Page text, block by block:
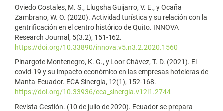
Oviedo Costales, M. S., Llugsha Guijarro, V. E., y Ocaña
Zambrano, W. O. (2020). Actividad turística y su relación con la
gentrificación en el centro histórico de Quito. INNOVA
Research Journal, 5(3.2), 151-162.
https://doi.org/10.33890/innova.v5.n3.2.2020.1560
Pinargote Montenegro, K. G., y Loor Chávez, T. D. (2021). El
covid-19 y su impacto económico en las empresas hoteleras de
Manta-Ecuador. ECA Sinergia, 12(1), 152-168.
https://doi.org/10.33936/eca_sinergia.v12i1.2744
Revista Gestión. (10 de julio de 2020). Ecuador se prepara